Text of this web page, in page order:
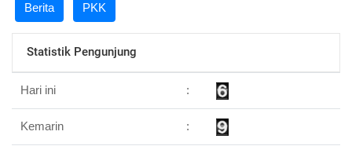
Berita PKK
Statistik Pengunjung
Hari ini :
Kemarin :